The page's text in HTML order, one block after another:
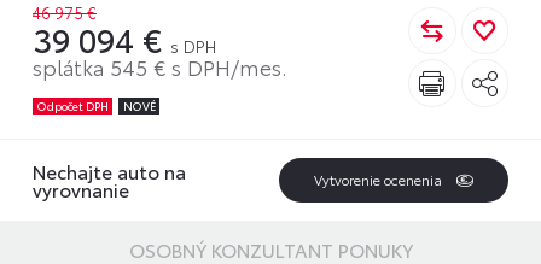
46 975 €
39 094 € s DPH
splátka 545 € s DPH/mes.
Odpočet DPH NOVÉ
Nechajte auto na
vyrovnanie Vytvorenie ocenenia
OSOBNÝ KONZULTANT PONUKY